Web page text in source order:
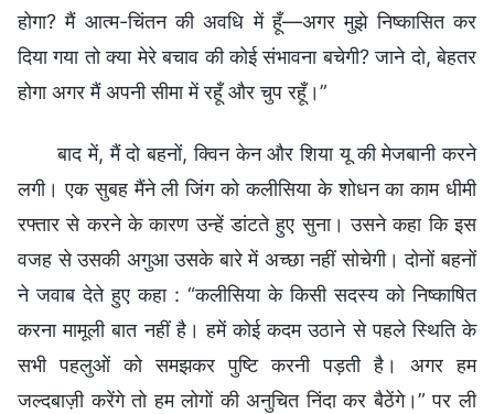
होगा? मैं आत्म-चिंतन की अवधि में हूँ—अगर मुझे निष्कासित कर
दिया गया तो क्या मेरे बचाव की कोई संभावना बचेगी? जाने दो, बेहतर
होगा अगर मैं अपनी सीमा में रहूँ और चुप रहूँ।”
बाद में, मैं दो बहनों, क्विन केन और शिया यू की मेजबानी करने
लगी। एक सुबह मैंने ली जिंग को कलीसिया के शोधन का काम धीमी
रफ्तार से करने के कारण उन्हें डांटते हुए सुना। उसने कहा कि इस
वजह से उसकी अगुआ उसके बारे में अच्छा नहीं सोचेगी। दोनों बहनों
ने जवाब देते हुए कहा : “कलीसिया के किसी सदस्य को निष्काषित
करना मामूली बात नहीं है। हमें कोई कदम उठाने से पहले स्थिति के
सभी पहलुओं को समझकर पुष्टि करनी पड़ती है। अगर हम
जल्दबाज़ी करेंगे तो हम लोगों की अनुचित निंदा कर बैठेंगे।” पर ली